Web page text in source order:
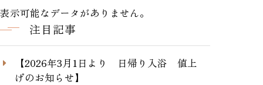
表示可能なデータがありません。
注目記事
【2026年3月1日より 日帰り入浴 値上
げのお知らせ】